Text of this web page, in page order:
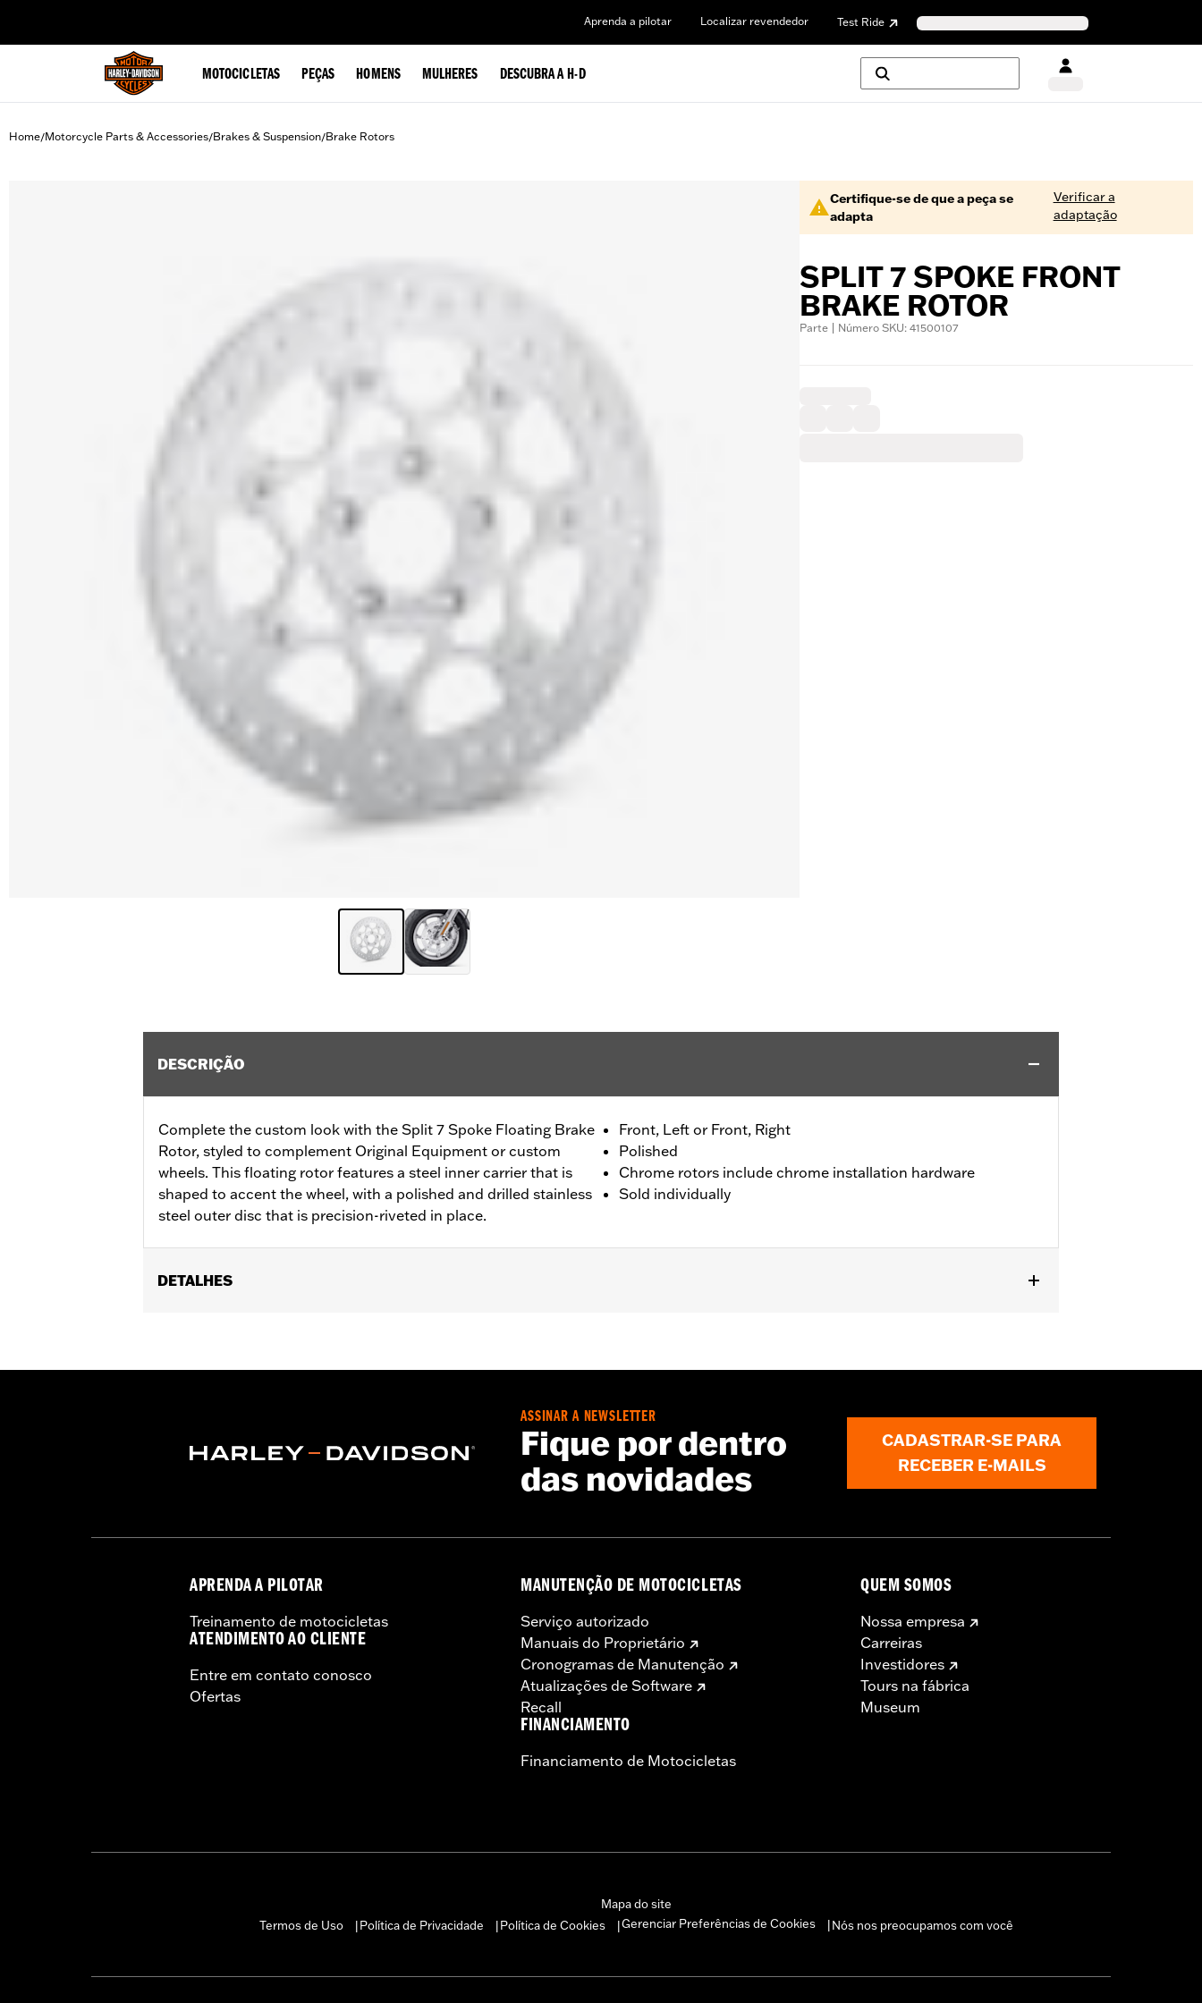
Aprenda a pilotar Localizar revendedor Test Ride
MOTOCICLETAS PEÇAS HOMENS MULHERES DESCUBRA A H-D
Home/Motorcycle Parts & Accessories/Brakes & Suspension/Brake Rotors
Certifique-se de que a peça se
adapta
Verificar a
adaptação
SPLIT 7 SPOKE FRONT
BRAKE ROTOR
Parte | Número SKU: 41500107
DESCRIÇÃO
Complete the custom look with the Split 7 Spoke Floating Brake
Rotor, styled to complement Original Equipment or custom
wheels. This floating rotor features a steel inner carrier that is
shaped to accent the wheel, with a polished and drilled stainless
steel outer disc that is precision-riveted in place.
Front, Left or Front, Right
Polished
Chrome rotors include chrome installation hardware
Sold individually
DETALHES
accessory wheel with 3.25" bolt circle rotor mount.
Sold In Units:Each
ASSINAR A NEWSLETTER
Fique por dentro
das novidades
CADASTRAR-SE PARA
RECEBER E-MAILS
APRENDA A PILOTAR
Treinamento de motocicletas
ATENDIMENTO AO CLIENTE
Entre em contato conosco
Ofertas
MANUTENÇÃO DE MOTOCICLETAS
Serviço autorizado
Manuais do Proprietário
Cronogramas de Manutenção
Atualizações de Software
Recall
FINANCIAMENTO
Financiamento de Motocicletas
QUEM SOMOS
Nossa empresa
Carreiras
Investidores
Tours na fábrica
Museum
Mapa do site
Termos de Uso
Política de Privacidade Política de Cookies Gerenciar Preferências de Cookies Nós nos preocupamos com você